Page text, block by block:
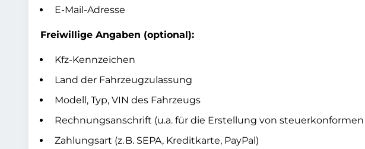
E-Mail-Adresse
Freiwillige Angaben (optional):
Kfz-Kennzeichen
Land der Fahrzeugzulassung
Modell, Typ, VIN des Fahrzeugs
Rechnungsanschrift (u.a. für die Erstellung von
Zahlungsart (z. B. SEPA, Kreditkarte, PayPal)